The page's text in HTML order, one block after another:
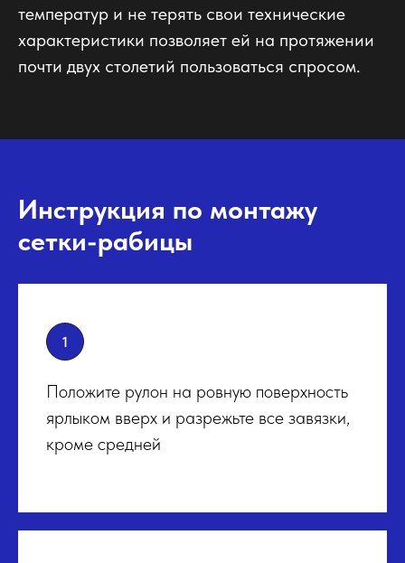
температур и не терять свои технические
характеристики позволяет ей на протяжении
почти двух столетий пользоваться спросом.
Инструкция по монтажу
сетки-рабицы
Положите рулон на ровную поверхность
ярлыком вверх и разрежьте все завязки,
кроме средней